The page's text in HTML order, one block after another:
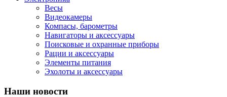
Весы
Видеокамеры
Компасы, барометры
Навигаторы и аксессуары
Поисковые и охранные приборы
Рации и аксессуары
Элементы питания
Эхолоты и аксессуары
Наши новости